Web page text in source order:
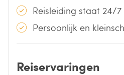
Reisleiding staat 24/
Persoonlijk en
Reiservaringen